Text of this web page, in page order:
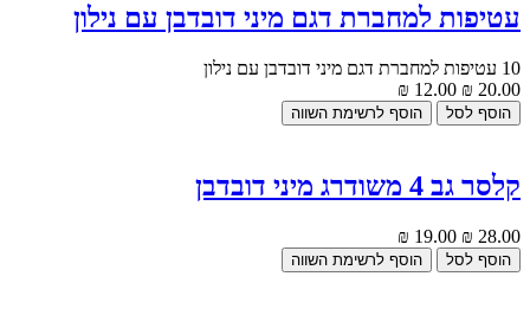
עטיפות למחברת דגם מיני דובדבן עם נילון
10 עטיפות למחברת דגם מיני דובדבן עם נילון
20.00 ₪
12.00 ₪
קלסר גב 4 משודרג מיני דובדבן
28.00 ₪
19.00 ₪